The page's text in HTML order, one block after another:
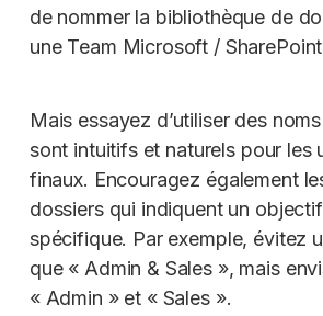
de nommer la bibliothèque de
une Team Microsoft /
Mais essayez d’utiliser des
sont intuitifs et naturels pour les
finaux. Encouragez également
dossiers qui indiquent un
spécifique. Par exemple, évitez
que « Admin & Sales », mais
« Admin » et « Sales ».